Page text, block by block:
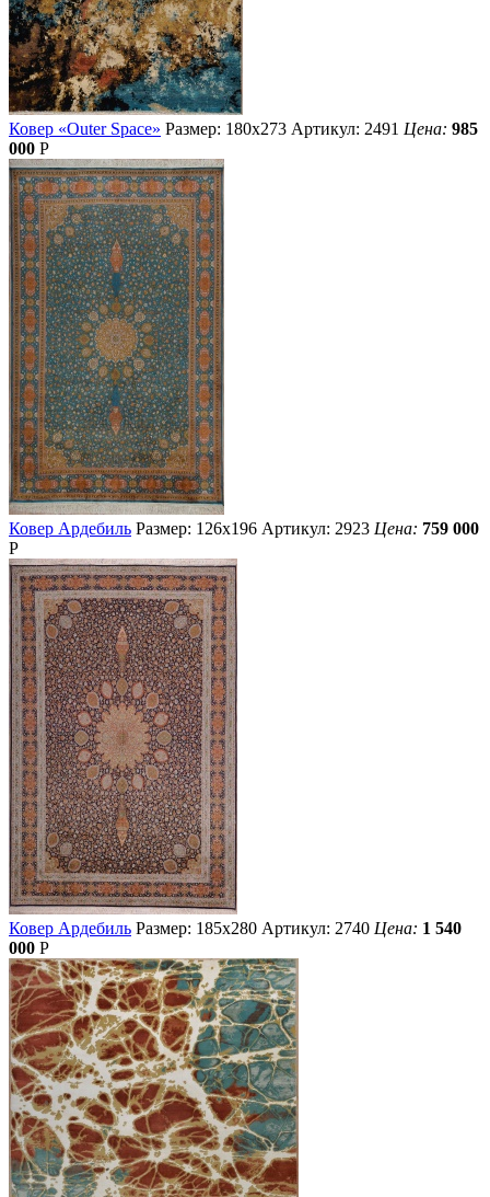
Ковер «Outer Space» Размер: 180х273 Артикул: 2491 Цена: 985
000 Р
Ковер Ардебиль Размер: 126х196 Артикул: 2923 Цена: 759 000
Р
Ковер Ардебиль Размер: 185х280 Артикул: 2740 Цена: 1 540
000 Р